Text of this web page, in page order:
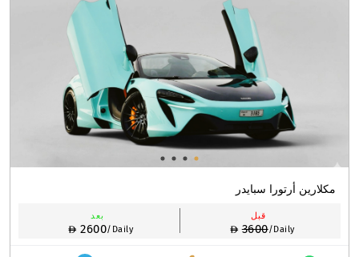
مكلارين أرتورا سبايدر
قبل
3600/Daily
بعد
2600/Daily